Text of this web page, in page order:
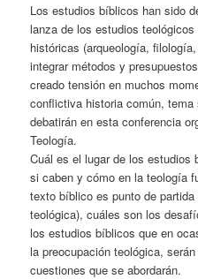
Los estudios bíblicos han sido
lanza de los estudios
históricas (arqueología,
integrar métodos y
creado tensión en muchos
conflictiva historia común,
debatirán en esta conferencia
Teología.
Cuál es el lugar de los estudios
si caben y cómo en la teología
texto bíblico es punto de
teológica), cuáles son los
los estudios bíblicos que en
la preocupación teológica,
cuestiones que se abordarán.